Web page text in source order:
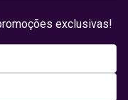
exclusivas!